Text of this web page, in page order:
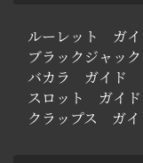
ルーレット ガイ
ブラックジャッ
バカラ ガイド
スロット ガイド
クラップス ガイ